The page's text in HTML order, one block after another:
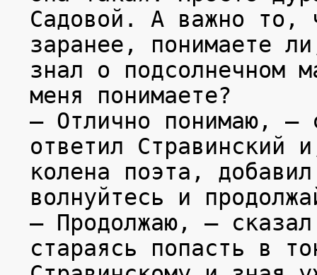
Садовой. А важно то,
заранее, понимаете
знал о подсолнечном
меня понимаете?
— Отлично понимаю, —
ответил Стравинский
колена поэта,
волнуйтесь и
— Продолжаю, —
стараясь попасть в